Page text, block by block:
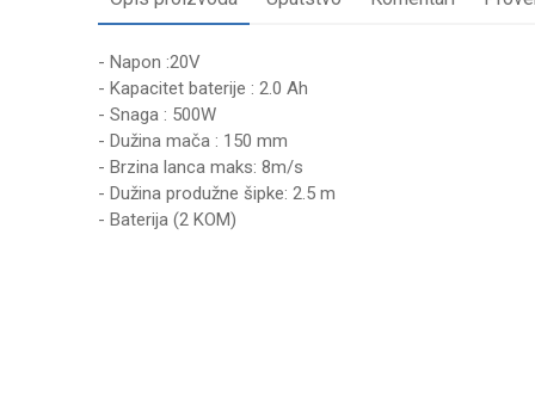
- Napon :20V
- Kapacitet baterije : 2.0 Ah
- Snaga : 500W
- Dužina mača : 150 mm
- Brzina lanca maks: 8m/s
- Dužina produžne šipke: 2.5 m
- Baterija (2 KOM)